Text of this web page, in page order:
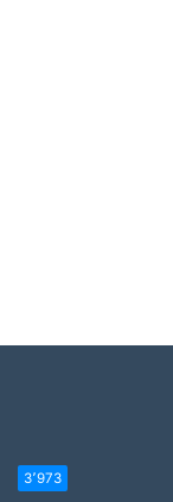
3٬973